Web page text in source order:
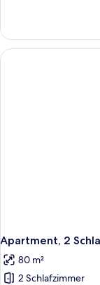
Bergblick
Apartment, 2
80 m²
2 Schlafzimmer